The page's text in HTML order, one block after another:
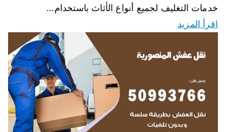
خدمات التغليف لجميع أنواع الأثاث باستخدام…
اقرأ المزيد